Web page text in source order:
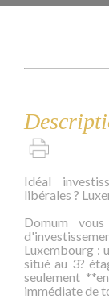
Idéal
libérales ?
Domum
Luxembourg :
situé au 3?
seulement
immédiate de